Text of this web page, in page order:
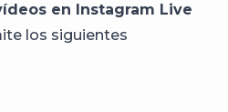
en Instagram Live
los siguientes